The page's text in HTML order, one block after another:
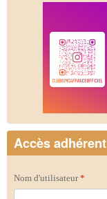
Accès adhérent
Nom d'utilisateur*